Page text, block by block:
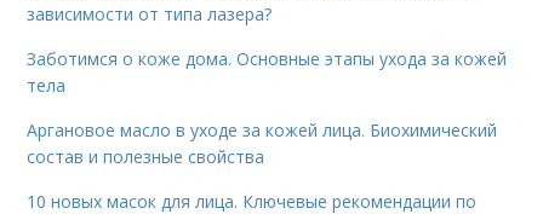
зависимости от типа лазера?
Заботимся о коже дома. Основные этапы ухода за кожей
тела
Аргановое масло в уходе за кожей лица. Биохимический
состав и полезные свойства
10 новых масок для лица. Ключевые рекомендации по